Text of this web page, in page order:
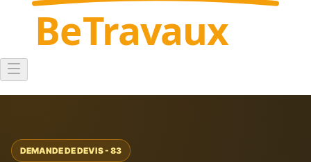
BeTravaux
DEMANDE DE DEVIS - 83